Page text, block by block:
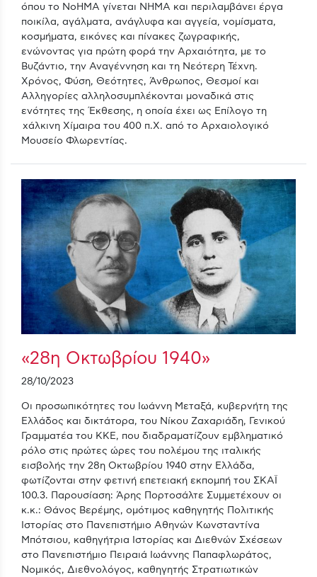
όπου το ΝοΗΜΑ γίνεται ΝΗΜΑ και περιλαμβάνει έργα
ποικίλα, αγάλματα, ανάγλυφα και αγγεία, νομίσματα,
κοσμήματα, εικόνες και πίνακες ζωγραφικής,
ενώνοντας για πρώτη φορά την Αρχαιότητα, με το
Βυζάντιο, την Αναγέννηση και τη Νεότερη Τέχνη.
Χρόνος, Φύση, Θεότητες, Άνθρωπος, Θεσμοί και
Αλληγορίες αλληλοσυμπλέκονται μοναδικά στις
ενότητες της Έκθεσης, η οποία έχει ως Επίλογο τη
χάλκινη Χίμαιρα του 400 π.Χ. από το Αρχαιολογικό
Μουσείο Φλωρεντίας.
«28η Οκτωβρίου 1940»
28/10/2023
Οι προσωπικότητες του Ιωάννη Μεταξά, κυβερνήτη της
Ελλάδος και δικτάτορα, του Νίκου Ζαχαριάδη, Γενικού
Γραμματέα του ΚΚΕ, που διαδραματίζουν εμβληματικό
ρόλο στις πρώτες ώρες του πολέμου της ιταλικής
εισβολής την 28η Οκτωβρίου 1940 στην Ελλάδα,
φωτίζονται στην φετινή επετειακή εκπομπή του ΣΚΑΪ
100.3. Παρουσίαση: Άρης Πορτοσάλτε Συμμετέχουν οι
κ.κ.: Θάνος Βερέμης, ομότιμος καθηγητής Πολιτικής
Ιστορίας στο Πανεπιστήμιο Αθηνών Κωνσταντίνα
Μπότσιου, καθηγήτρια Ιστορίας και Διεθνών Σχέσεων
στο Πανεπιστήμιο Πειραιά Ιωάννης Παπαφλωράτος,
Νομικός, Διεθνολόγος, καθηγητής Στρατιωτικών